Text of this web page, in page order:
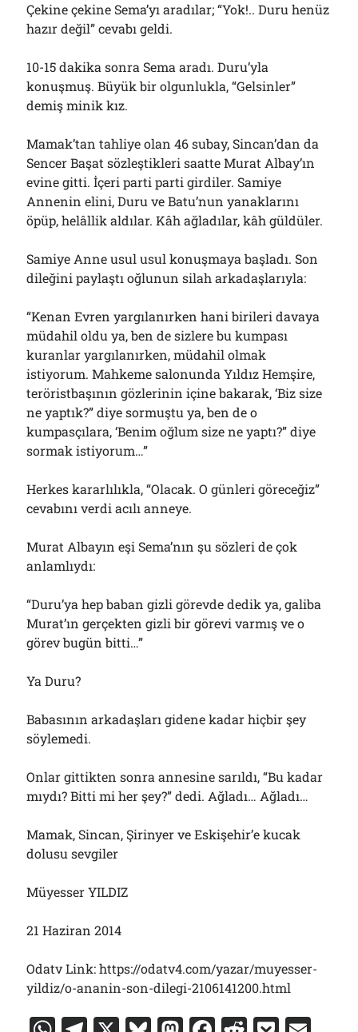
Çekine çekine Sema’yı aradılar; “Yok!.. Duru henüz
hazır değil” cevabı geldi.
10-15 dakika sonra Sema aradı. Duru’yla
konuşmuş. Büyük bir olgunlukla, “Gelsinler”
demiş minik kız.
Mamak’tan tahliye olan 46 subay, Sincan’dan da
Sencer Başat sözleştikleri saatte Murat Albay’ın
evine gitti. İçeri parti parti girdiler. Samiye
Annenin elini, Duru ve Batu’nun yanaklarını
öpüp, helâllik aldılar. Kâh ağladılar, kâh güldüler.
Samiye Anne usul usul konuşmaya başladı. Son
dileğini paylaştı oğlunun silah arkadaşlarıyla:
“Kenan Evren yargılanırken hani birileri davaya
müdahil oldu ya, ben de sizlere bu kumpası
kuranlar yargılanırken, müdahil olmak
istiyorum. Mahkeme salonunda Yıldız Hemşire,
teröristbaşının gözlerinin içine bakarak, ‘Biz size
ne yaptık?” diye sormuştu ya, ben de o
kumpasçılara, ‘Benim oğlum size ne yaptı?” diye
sormak istiyorum…”
Herkes kararlılıkla, “Olacak. O günleri göreceğiz”
cevabını verdi acılı anneye.
Murat Albayın eşi Sema’nın şu sözleri de çok
anlamlıydı:
“Duru’ya hep baban gizli görevde dedik ya, galiba
Murat’ın gerçekten gizli bir görevi varmış ve o
görev bugün bitti…”
Ya Duru?
Babasının arkadaşları gidene kadar hiçbir şey
söylemedi.
Onlar gittikten sonra annesine sarıldı, “Bu kadar
mıydı? Bitti mi her şey?” dedi. Ağladı… Ağladı…
Mamak, Sincan, Şirinyer ve Eskişehir’e kucak
dolusu sevgiler
Müyesser YILDIZ
21 Haziran 2014
Odatv Link: https://odatv4.com/yazar/muyesser-
yildiz/o-ananin-son-dilegi-2106141200.html